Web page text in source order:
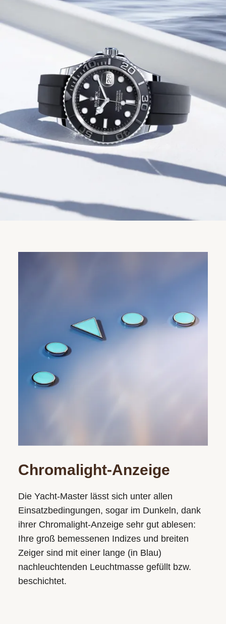
Chromalight-Anzeige
Die Yacht‑Master lässt sich unter allen
Einsatzbedingungen, sogar im Dunkeln, dank
ihrer Chromalight-Anzeige sehr gut ablesen:
Ihre groß bemessenen Indizes und breiten
Zeiger sind mit einer lange (in Blau)
nachleuchtenden Leuchtmasse gefüllt bzw.
beschichtet.